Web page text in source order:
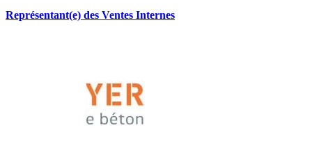
Représentant(e) des Ventes Internes